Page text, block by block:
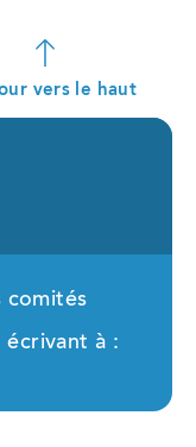
vers le haut
comités
écrivant à :